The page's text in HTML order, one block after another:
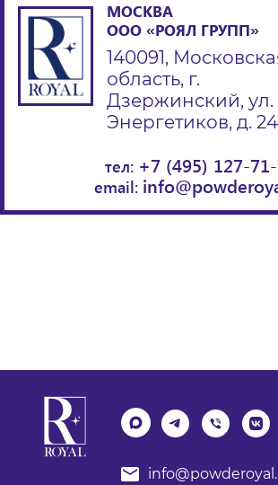
МОСКВА
ООО «РОЯЛ ГРУПП»
140091,
область, г.
Дзержинский, ул.
Энергетиков, д. 24
тел: +7 (495) 127-
email: